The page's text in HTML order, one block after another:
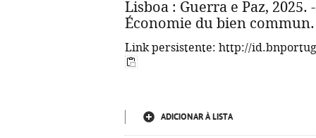
Lisboa : Guerra e Paz, 2025.
Économie du bien commun.
Link persistente: http://
ADICIONAR À LISTA